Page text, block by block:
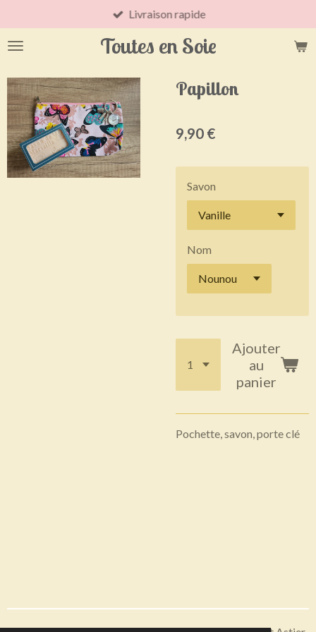
au
contenu
Toutes en Soie
Livraison rapide
Papillon
9,90 €
Savon
Nom
Ajouter
au
panier
Pochette, savon, porte clé